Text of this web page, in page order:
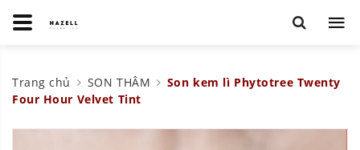
Trang chủ SON THÂM
Son kem lì Phytotree Twenty
Four Hour Velvet Tint